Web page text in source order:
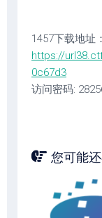
1457下载地址：
https://
0c67d3
访问密码:
您可能